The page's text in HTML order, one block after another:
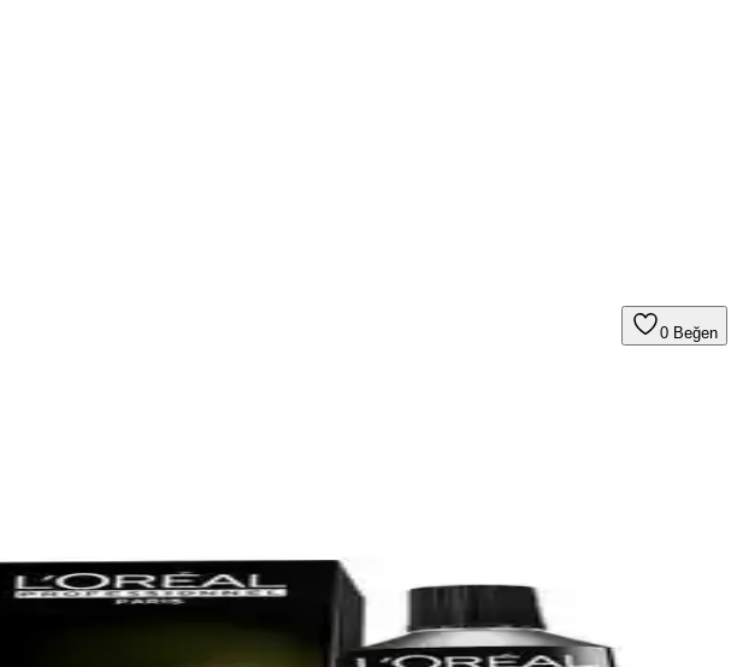
0 Beğen
Beğenisini Kazanıyor
ve estetik görünüm sunar.